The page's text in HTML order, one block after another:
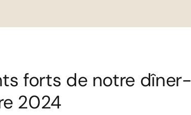
forts de notre dîner-
2024